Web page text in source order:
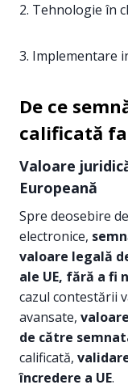
2. Tehnologie în
3. Implementare
De ce
calificată
Valoare
Europeană
Spre deosebire
electronice,
valoare legală
ale UE, fără a fi
cazul contestării
avansate,
de către
calificată,
încredere a UE.